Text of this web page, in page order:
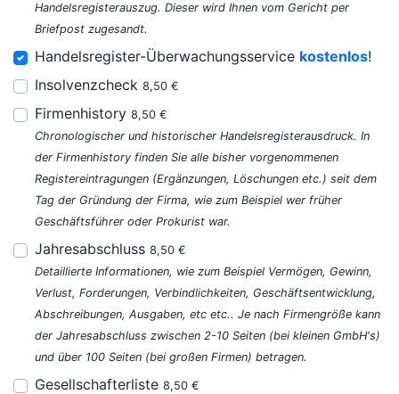
Handelsregisterauszug. Dieser wird Ihnen vom Gericht per
Briefpost zugesandt.
Handelsregister-Überwachungsservice kostenlos!
Insolvenzcheck 8,50 €
Firmenhistory 8,50 €
Chronologischer und historischer Handelsregisterausdruck. In
der Firmenhistory finden Sie alle bisher vorgenommenen
Registereintragungen (Ergänzungen, Löschungen etc.) seit dem
Tag der Gründung der Firma, wie zum Beispiel wer früher
Geschäftsführer oder Prokurist war.
Jahresabschluss 8,50 €
Detaillierte Informationen, wie zum Beispiel Vermögen, Gewinn,
Verlust, Forderungen, Verbindlichkeiten, Geschäftsentwicklung,
Abschreibungen, Ausgaben, etc etc.. Je nach Firmengröße kann
der Jahresabschluss zwischen 2-10 Seiten (bei kleinen GmbH's)
und über 100 Seiten (bei großen Firmen) betragen.
Gesellschafterliste 8,50 €